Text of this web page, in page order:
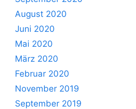
August 2020
Juni 2020
Mai 2020
März 2020
Februar 2020
November 2019
September 2019